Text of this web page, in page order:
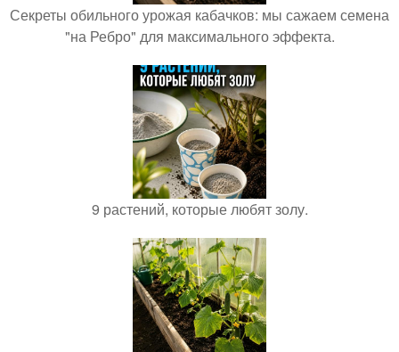
Секреты обильного урожая кабачков: мы сажаем семена
"на Ребро" для максимального эффекта.
9 растений, которые любят золу.